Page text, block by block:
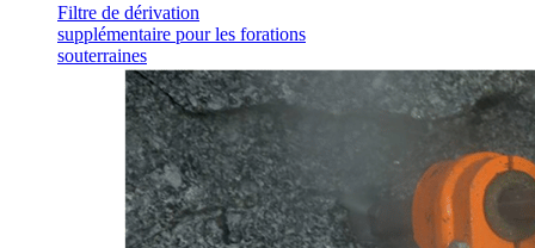
Filtre de dérivation
supplémentaire pour les forations
souterraines